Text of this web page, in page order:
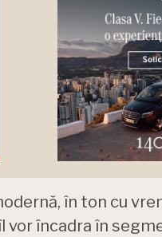
în ton cu
vor încadra în